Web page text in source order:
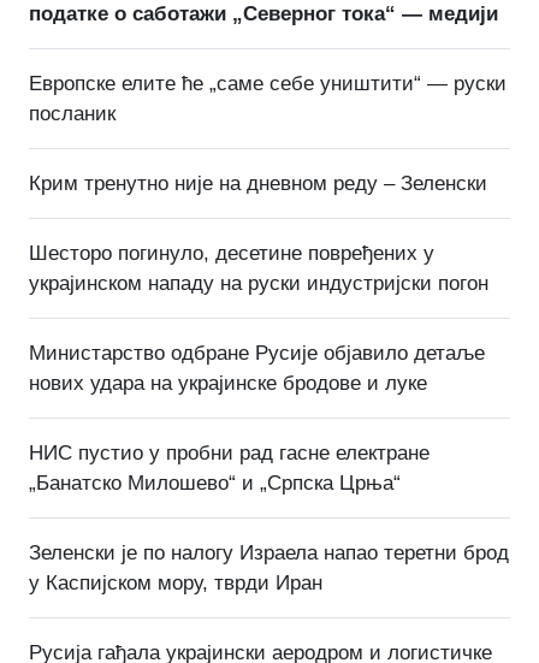
податке о саботажи „Северног тока“ — медији
Европске елите ће „саме себе уништити“ — руски
посланик
Крим тренутно није на дневном реду – Зеленски
Шесторо погинуло, десетине повређених у
украјинском нападу на руски индустријски погон
Министарство одбране Русије објавило детаље
нових удара на украјинске бродове и луке
НИС пустио у пробни рад гасне електране
„Банатско Милошево“ и „Српска Црња“
Зеленски је по налогу Израела напао теретни брод
у Каспијском мору, тврди Иран
Русија гађала украјински аеродром и логистичке